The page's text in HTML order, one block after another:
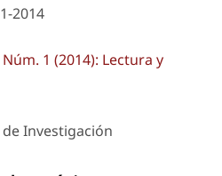
2014
1 (2014): Lectura y
Investigación